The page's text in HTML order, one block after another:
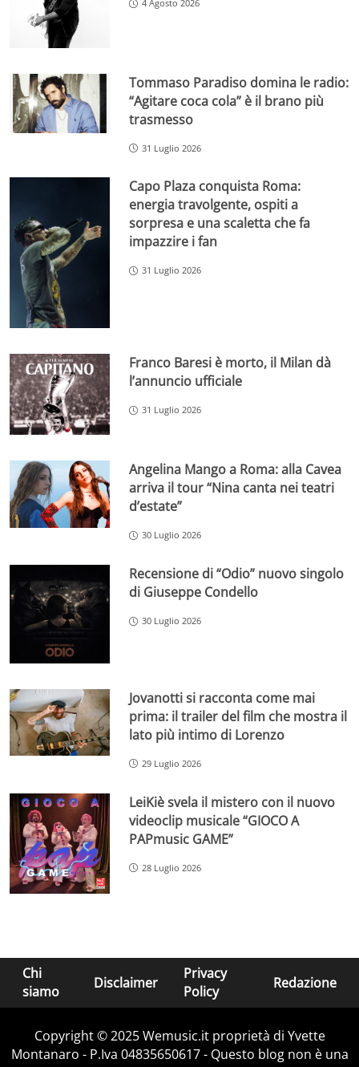
4 Agosto 2026
Tommaso Paradiso domina le radio:
“Agitare coca cola” è il brano più
trasmesso
31 Luglio 2026
Capo Plaza conquista Roma:
energia travolgente, ospiti a
sorpresa e una scaletta che fa
impazzire i fan
31 Luglio 2026
Franco Baresi è morto, il Milan dà
l’annuncio ufficiale
31 Luglio 2026
Angelina Mango a Roma: alla Cavea
arriva il tour “Nina canta nei teatri
d’estate”
30 Luglio 2026
Recensione di “Odio” nuovo singolo
di Giuseppe Condello
30 Luglio 2026
Jovanotti si racconta come mai
prima: il trailer del film che mostra il
lato più intimo di Lorenzo
29 Luglio 2026
LeiKiè svela il mistero con il nuovo
videoclip musicale “GIOCO A
PAPmusic GAME”
28 Luglio 2026
Chi
siamo
Disclaimer
Privacy
Policy
Redazione
Copyright © 2025 Wemusic.it proprietà di Yvette
Montanaro - P.Iva 04835650617 - Questo blog non è una